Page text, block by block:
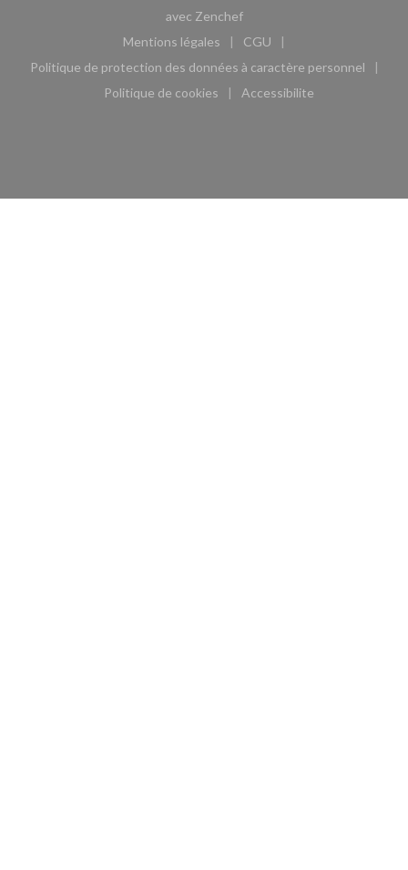
avec Zenchef((ouvre une nouvelle
Mentions légales
((ouvre une nouvelle fenêtre))
CGU
((ouvre une nouvelle
Politique de protection des données à caractère personnel
((ouvre une nouvelle fenêtre))
Politique de cookies
((ouvre une nouvelle fenêtre))
Accessibilite